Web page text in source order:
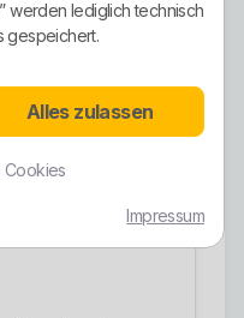
deutlich mehr als
Nur
ist, ist nicht
legt, muss also den
und darf nicht
werden lediglich technisch
gespeichert.
Alles zulassen
Cookies
Impressum